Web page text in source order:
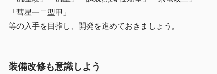
「彗星一二型甲」
等の入手を目指し、開発を進めておきましょう。
装備改修も意識しよう